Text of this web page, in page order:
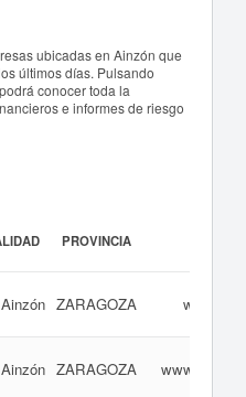
ubicadas en Ainzón que
últimos días. Pulsando
conocer toda la
e informes de riesgo
PROVINCIA
Ainzón ZARAGOZA
Ainzón ZARAGOZA